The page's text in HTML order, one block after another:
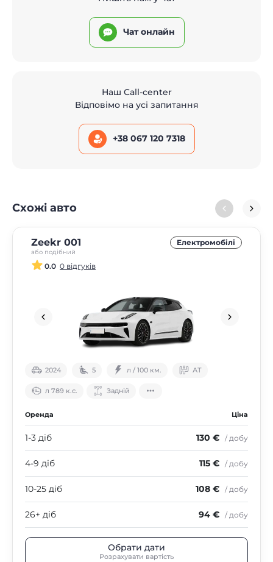
Чат онлайн
Наш Call-center
Відповімо на усі запитання
+38 067 120 7318
Схожі авто
Zeekr 001
або подібний
Електромобілі
0.0 0 відгуків
2024 5 л / 100 км. АТ
л 789 к.с. Задній
Оренда Ціна
1-3 діб 130 € / добу
4-9 діб 115 € / добу
10-25 діб 108 € / добу
26+ діб 94 € / добу
Обрати дати
Розрахувати вартість